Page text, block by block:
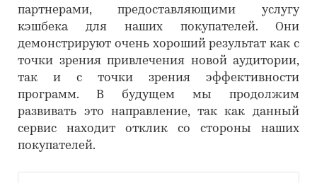
партнерами, предоставляющими услугу
кэшбека для наших покупателей. Они
демонстрируют очень хороший результат как с
точки зрения привлечения новой аудитории,
так и с точки зрения эффективности
программ. В будущем мы продолжим
развивать это направление, так как данный
сервис находит отклик со стороны наших
покупателей.